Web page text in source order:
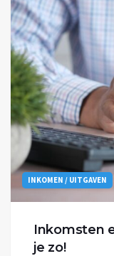
INKOMEN / UITGAVEN
Inkomsten
je zo!